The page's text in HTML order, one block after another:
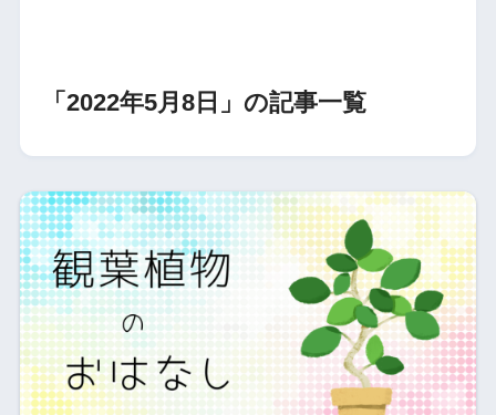
「2022年5月8日」の記事一覧